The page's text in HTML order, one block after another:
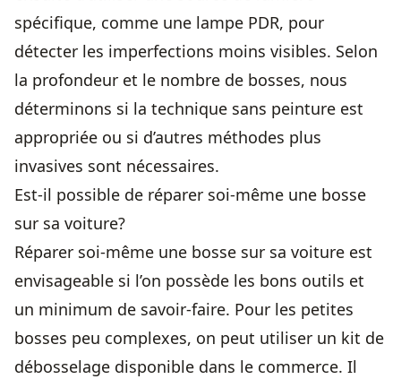
spécifique, comme une lampe PDR, pour
détecter les imperfections moins visibles. Selon
la profondeur et le nombre de bosses, nous
déterminons si la technique sans peinture est
appropriée ou si d’autres méthodes plus
invasives sont nécessaires.
Est-il possible de réparer soi-même une bosse
sur sa voiture?
Réparer soi-même une bosse sur sa voiture est
envisageable si l’on possède les bons outils et
un minimum de savoir-faire. Pour les petites
bosses peu complexes, on peut utiliser un kit de
débosselage disponible dans le commerce. Il